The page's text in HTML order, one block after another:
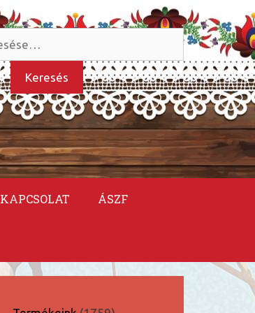
Keresés
KAPCSOLAT ÁSZF